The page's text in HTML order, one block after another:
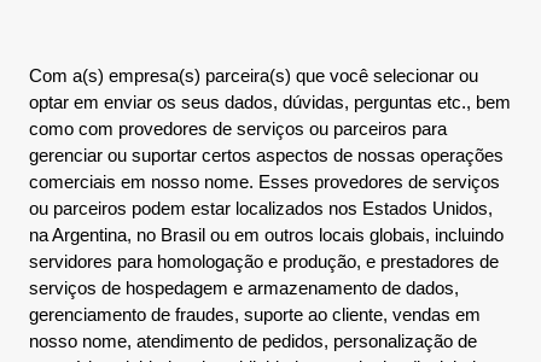
Com a(s) empresa(s) parceira(s) que você selecionar ou
optar em enviar os seus dados, dúvidas, perguntas etc., bem
como com provedores de serviços ou parceiros para
gerenciar ou suportar certos aspectos de nossas operações
comerciais em nosso nome. Esses provedores de serviços
ou parceiros podem estar localizados nos Estados Unidos,
na Argentina, no Brasil ou em outros locais globais, incluindo
servidores para homologação e produção, e prestadores de
serviços de hospedagem e armazenamento de dados,
gerenciamento de fraudes, suporte ao cliente, vendas em
nosso nome, atendimento de pedidos, personalização de